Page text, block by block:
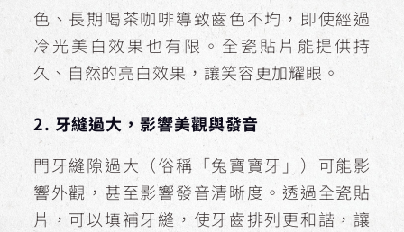
色、長期喝茶咖啡導致齒色不均，即使經過
冷光美白效果也有限。全瓷貼片能提供持
久、自然的亮白效果，讓笑容更加耀眼。
2. 牙縫過大，影響美觀與發音
門牙縫隙過大（俗稱「兔寶寶牙」）可能影
響外觀，甚至影響發音清晰度。透過全瓷貼
片，可以填補牙縫，使牙齒排列更和諧，讓